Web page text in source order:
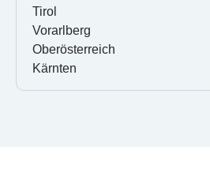
Tirol
Vorarlberg
Oberösterreich
Kärnten